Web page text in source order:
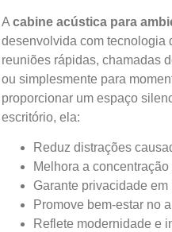
A cabine acústica para
desenvolvida com tecnologia
reuniões rápidas, chamadas
ou simplesmente para
proporcionar um espaço
escritório, ela:
Reduz distrações
Melhora a
Garante privacidade
Promove bem-estar no
Reflete modernidade e